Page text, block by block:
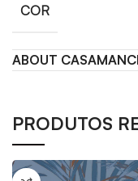
COR
ABOUT
PRODUTOS